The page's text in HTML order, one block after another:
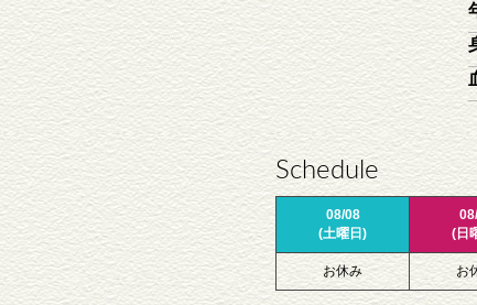
Schedule
08/08
(土曜日)
(日
お休み お